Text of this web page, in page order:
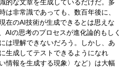
的な文章を生成しているだけだ。多
は非常識であっても、数百年後に、
在のAI技術が生成できるとは思えな
AIの思考のプロセスが進化論的もしく
は理解できないだろう。しかし、あ
生成してテストできるようになれ
情報を生成する現象〉など）は大幅